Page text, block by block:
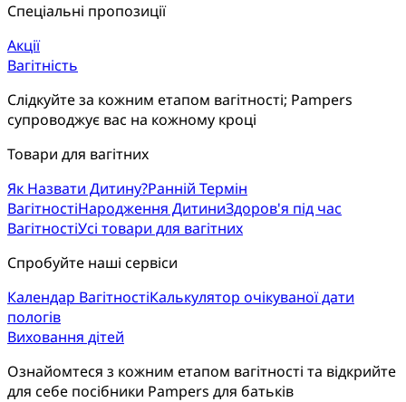
Спеціальні пропозиції
Акції
Вагітність
Слідкуйте за кожним етапом вагітності; Pampers
супроводжує вас на кожному кроці
Товари для вагітних
Як Назвати Дитину?Ранній Термін
ВагітностіНародження ДитиниЗдоров'я під час
ВагітностіУсі товари для вагітних
Спробуйте наші сервіси
Календар ВагітностіКалькулятор очікуваної дати
пологів
Виховання дітей
Ознайомтеся з кожним етапом вагітності та відкрийте
для себе посібники Pampers для батьків